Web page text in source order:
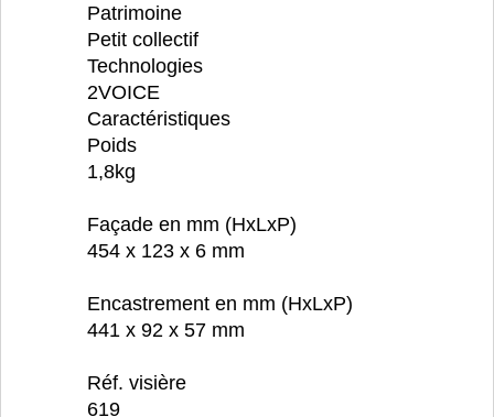
Patrimoine
Petit collectif
Technologies
2VOICE
Caractéristiques
Poids
1,8kg
Façade en mm (HxLxP)
454 x 123 x 6 mm
Encastrement en mm (HxLxP)
441 x 92 x 57 mm
Réf. visière
619